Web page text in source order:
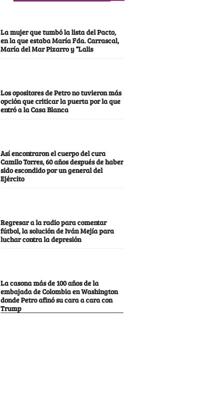
La mujer que tumbó la lista del Pacto,
en la que estaba María Fda. Carrascal,
María del Mar Pizarro y “Lalis
Los opositores de Petro no tuvieron más
opción que criticar la puerta por la que
entró a la Casa Blanca
Así encontraron el cuerpo del cura
Camilo Torres, 60 años después de haber
sido escondido por un general del
Ejército
Regresar a la radio para comentar
fútbol, la solución de Iván Mejía para
luchar contra la depresión
La casona más de 100 años de la
embajada de Colombia en Washington
donde Petro afinó su cara a cara con
Trump